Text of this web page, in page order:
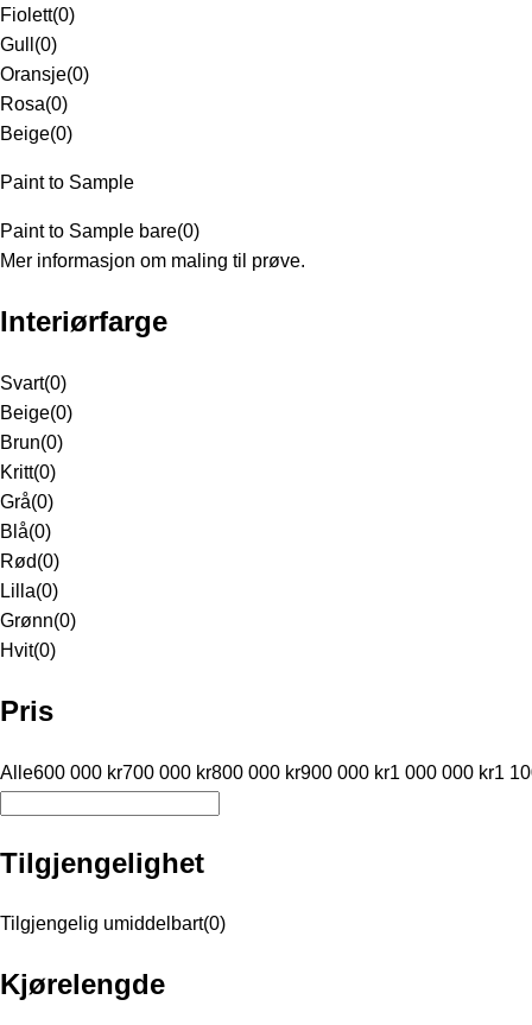
Fiolett(0)
Gull (0)
Oransje(0)
Rosa(0)
Beige(0)
Paint to Sample
Paint to Sample bare(0)
Mer informasjon om maling til prøve.
Interiørfarge
Svart(0)
Beige(0)
Brun(0)
Kritt(0)
Grå(0)
Blå(0)
Rød(0)
Lilla(0)
Grønn(0)
Hvit(0)
Pris
Alle600 000 kr700 000 kr800 000 kr900 000 kr1 000 000 kr1
Tilgjengelighet
Tilgjengelig umiddelbart(0)
Kjørelengde